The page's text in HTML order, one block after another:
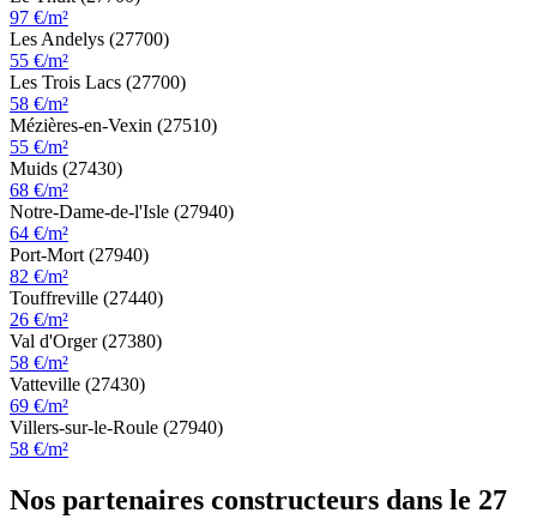
97 €/m²
Les Andelys (27700)
55 €/m²
Les Trois Lacs (27700)
58 €/m²
Mézières-en-Vexin (27510)
55 €/m²
Muids (27430)
68 €/m²
Notre-Dame-de-l'Isle (27940)
64 €/m²
Port-Mort (27940)
82 €/m²
Touffreville (27440)
26 €/m²
Val d'Orger (27380)
58 €/m²
Vatteville (27430)
69 €/m²
Villers-sur-le-Roule (27940)
58 €/m²
Nos partenaires constructeurs dans le 27